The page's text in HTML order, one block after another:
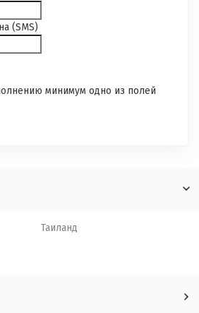
(SMS)
минимум одно из полей
Таиланд